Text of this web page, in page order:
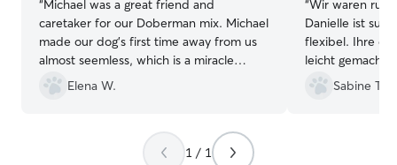
“Michael was a great friend and
caretaker for our Doberman mix. Michael
made our dog's first time away from us
almost seemless, which is a miracle
considering his massive separation
anxiety. Definitely made a new friend
Elena W.
“Wir waren
Danielle ist
flexibel. Ihre
leicht gemacht
Hände zu geben. Tequila hat die
ihr sichtlich
Sabine T.
1 / 1